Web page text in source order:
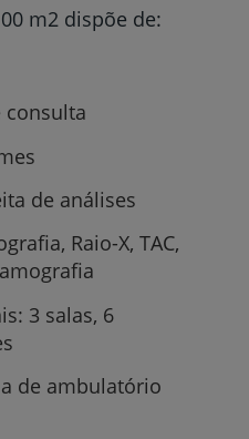
m2 dispõe de:
consulta
de análises
Raio-X, TAC,
3 salas, 6
de ambulatório